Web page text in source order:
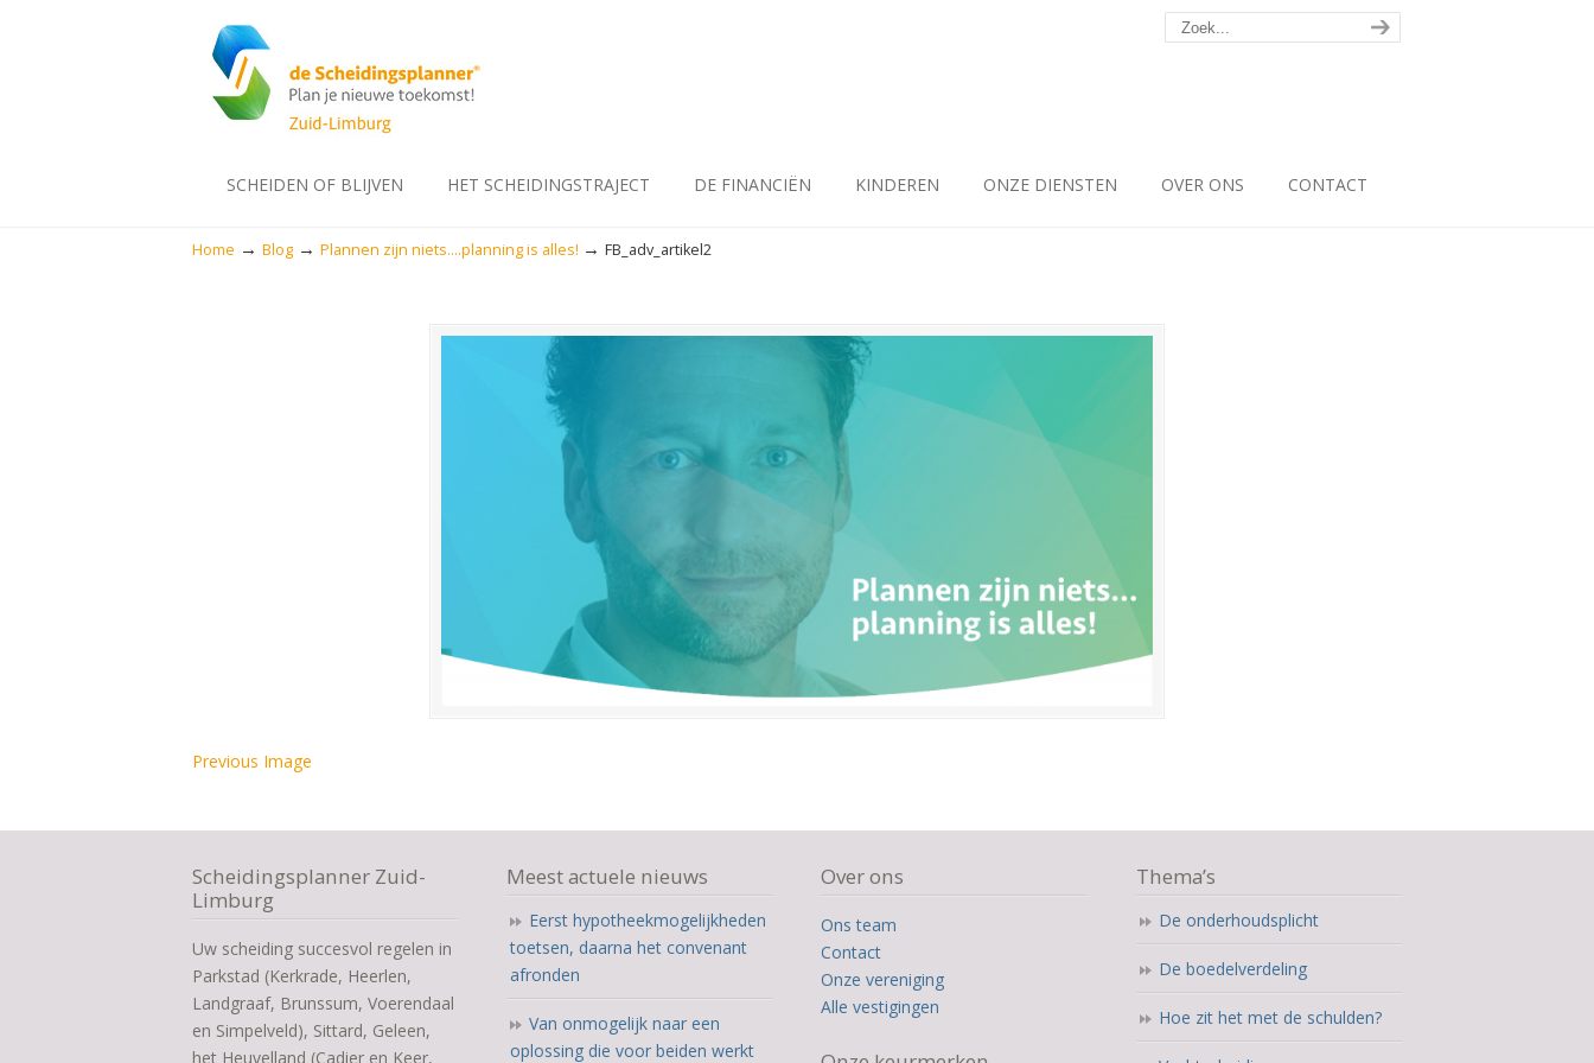
SCHEIDEN OF BLIJVEN HET SCHEIDINGSTRAJECT DE FINANCIËN KINDEREN ONZE DIENSTEN OVER ONS CONTACT
Home → Blog → Plannen zijn niets….planning is alles! → FB_adv_artikel2
Previous Image
Scheidingsplanner Zuid-
Limburg
Uw scheiding succesvol regelen in
Parkstad (Kerkrade, Heerlen,
Landgraaf, Brunssum, Voerendaal
en Simpelveld), Sittard, Geleen,
het Heuvelland (Cadier en Keer,
Meest actuele nieuws
Eerst hypotheekmogelijkheden
toetsen, daarna het convenant
afronden
Van onmogelijk naar een
oplossing die voor beiden werkt
Over ons
Ons team
Contact
Onze vereniging
Alle vestigingen
Thema’s
De onderhoudsplicht
De boedelverdeling
Hoe zit het met de schulden?